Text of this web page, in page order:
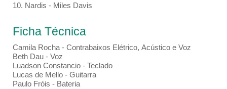
10. Nardis - Miles Davis
Ficha Técnica
Camila Rocha - Contrabaixos Elétrico, Acústico e Voz
Beth Dau - Voz
Luadson Constancio - Teclado
Lucas de Mello - Guitarra
Paulo Fróis - Bateria